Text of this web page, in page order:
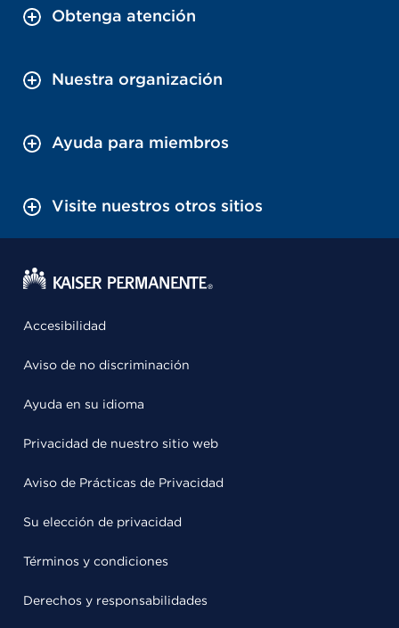
Obtenga atención
Nuestra organización
Ayuda para miembros
Visite nuestros otros sitios
Accesibilidad
Aviso de no discriminación
Ayuda en su idioma
Privacidad de nuestro sitio web
Aviso de Prácticas de Privacidad
Su elección de privacidad
Términos y condiciones
Derechos y responsabilidades